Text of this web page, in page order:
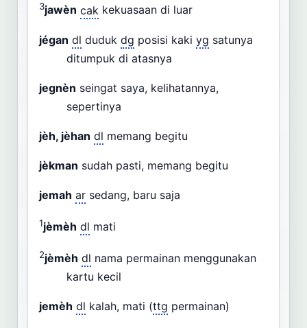
3jawèn cak kekuasaan di luar
jégan dl duduk dg posisi kaki yg satunya
ditumpuk di atasnya
jegnèn seingat saya, kelihatannya,
sepertinya
jèh, jèhan dl memang begitu
jèkman sudah pasti, memang begitu
jemah ar sedang, baru saja
1jèmèh dl mati
2jèmèh dl nama permainan menggunakan
kartu kecil
jemèh dl kalah, mati (ttg permainan)